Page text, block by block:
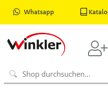
Whatsapp